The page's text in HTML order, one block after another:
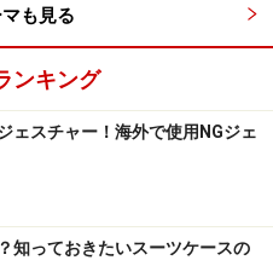
ン・バルセロナ
出会いがあるかも
も見る
ンキング
ェスチャー！海外で使用NGジェ
知っておきたいスーツケースの